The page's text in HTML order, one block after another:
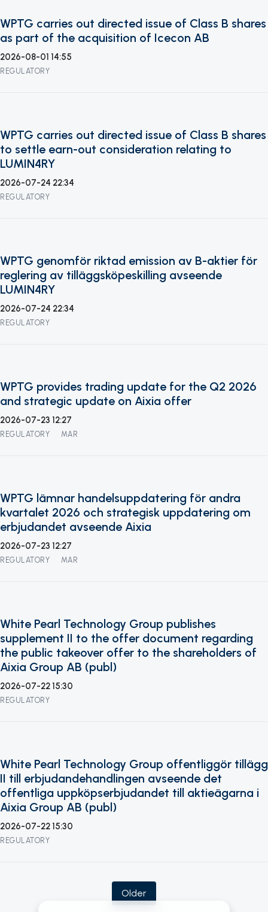
WPTG carries out directed issue of Class B shares
as part of the acquisition of Icecon AB
2026-08-01 14:55
REGULATORY
WPTG carries out directed issue of Class B shares
to settle earn-out consideration relating to
LUMIN4RY
2026-07-24 22:34
REGULATORY
WPTG genomför riktad emission av B-aktier för
reglering av tilläggsköpeskilling avseende
LUMIN4RY
2026-07-24 22:34
REGULATORY
WPTG provides trading update for the Q2 2026
and strategic update on Aixia offer
2026-07-23 12:27
REGULATORY MAR
WPTG lämnar handelsuppdatering för andra
kvartalet 2026 och strategisk uppdatering om
erbjudandet avseende Aixia
2026-07-23 12:27
REGULATORY MAR
White Pearl Technology Group publishes
supplement II to the offer document regarding
the public takeover offer to the shareholders of
Aixia Group AB (publ)
2026-07-22 15:30
REGULATORY
White Pearl Technology Group offentliggör tillägg
II till erbjudandehandlingen avseende det
offentliga uppköpserbjudandet till aktieägarna i
Aixia Group AB (publ)
2026-07-22 15:30
REGULATORY